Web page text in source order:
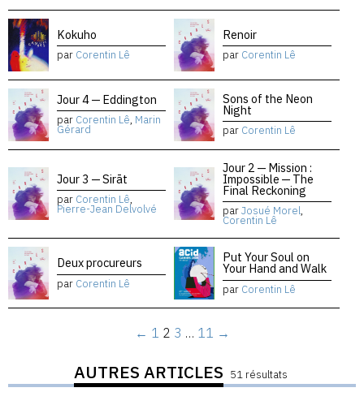
Kokuho
par Corentin Lê
Renoir
par Corentin Lê
Jour 4 — Eddington
par Corentin Lê, Marin
Gérard
Sons of the Neon
Night
par Corentin Lê
Jour 3 — Sirāt
par Corentin Lê,
Pierre-Jean Delvolvé
Jour 2 — Mission :
Impossible — The
Final Reckoning
parJosué Morel,
Corentin Lê
Deux procureurs
par Corentin Lê
Put Your Soul on
Your Hand and Walk
par Corentin Lê
← 1 2 3 … 11 →
AUTRES ARTICLES 51 résultats